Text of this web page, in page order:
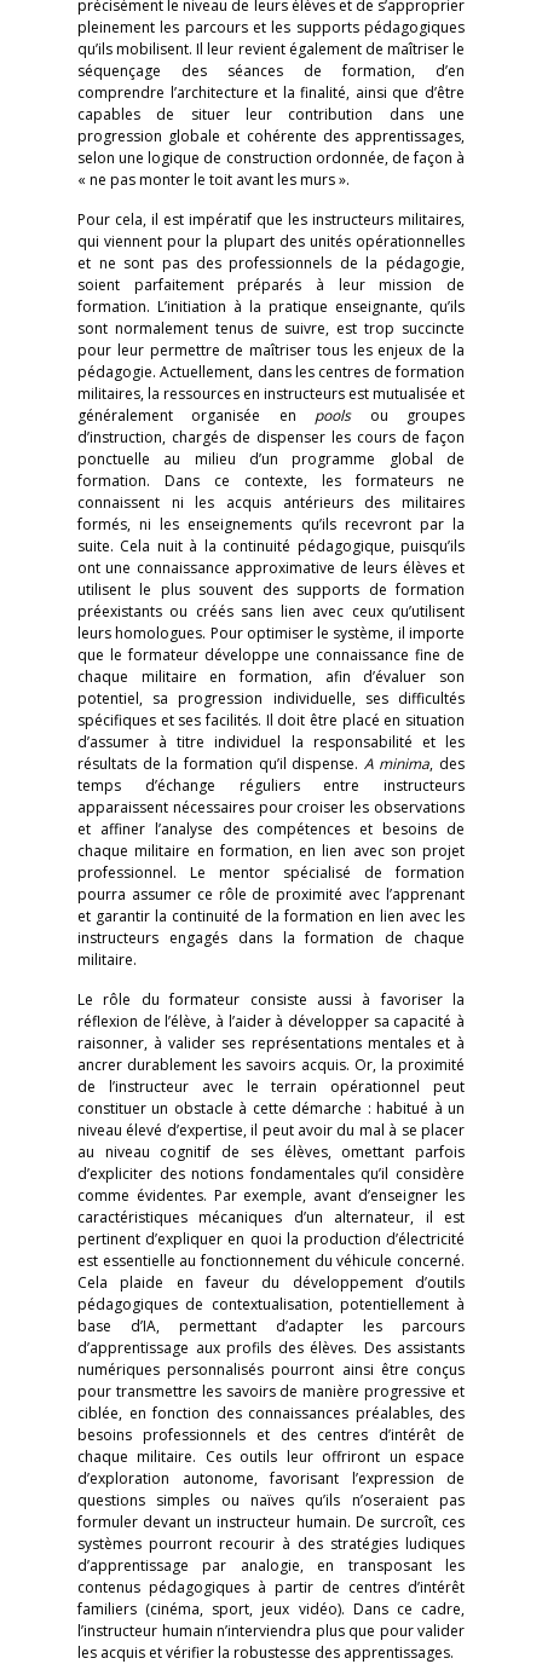
précisément le niveau de leurs élèves et de s’approprier
pleinement les parcours et les supports pédagogiques
qu’ils mobilisent. Il leur revient également de maîtriser le
séquençage des séances de formation, d’en
comprendre l’architecture et la finalité, ainsi que d’être
capables de situer leur contribution dans une
progression globale et cohérente des apprentissages,
selon une logique de construction ordonnée, de façon à
« ne pas monter le toit avant les murs ».
Pour cela, il est impératif que les instructeurs militaires,
qui viennent pour la plupart des unités opérationnelles
et ne sont pas des professionnels de la pédagogie,
soient parfaitement préparés à leur mission de
formation. L’initiation à la pratique enseignante, qu’ils
sont normalement tenus de suivre, est trop succincte
pour leur permettre de maîtriser tous les enjeux de la
pédagogie. Actuellement, dans les centres de formation
militaires, la ressources en instructeurs est mutualisée et
généralement organisée en poolsou groupes
d’instruction, chargés de dispenser les cours de façon
ponctuelle au milieu d’un programme global de
formation. Dans ce contexte, les formateurs ne
connaissent ni les acquis antérieurs des militaires
formés, ni les enseignements qu’ils recevront par la
suite. Cela nuit à la continuité pédagogique, puisqu’ils
ont une connaissance approximative de leurs élèves et
utilisent le plus souvent des supports de formation
préexistants ou créés sans lien avec ceux qu’utilisent
leurs homologues. Pour optimiser le système, il importe
que le formateur développe une connaissance fine de
chaque militaire en formation, afin d’évaluer son
potentiel, sa progression individuelle, ses difficultés
spécifiques et ses facilités. Il doit être placé en situation
d’assumer à titre individuel la responsabilité et les
résultats de la formation qu’il dispense. A minima, des
temps d’échange réguliers entre instructeurs
apparaissent nécessaires pour croiser les observations
et affiner l’analyse des compétences et besoins de
chaque militaire en formation, en lien avec son projet
professionnel. Le mentor spécialisé de formation
pourra assumer ce rôle de proximité avec l’apprenant
et garantir la continuité de la formation en lien avec les
instructeurs engagés dans la formation de chaque
militaire.
Le rôle du formateur consiste aussi à favoriser la
réflexion de l’élève, à l’aider à développer sa capacité à
raisonner, à valider ses représentations mentales et à
ancrer durablement les savoirs acquis. Or, la proximité
de l’instructeur avec le terrain opérationnel peut
constituer un obstacle à cette démarche : habitué à un
niveau élevé d’expertise, il peut avoir du mal à se placer
au niveau cognitif de ses élèves, omettant parfois
d’expliciter des notions fondamentales qu’il considère
comme évidentes. Par exemple, avant d’enseigner les
caractéristiques mécaniques d’un alternateur, il est
pertinent d’expliquer en quoi la production d’électricité
est essentielle au fonctionnement du véhicule concerné.
Cela plaide en faveur du développement d’outils
pédagogiques de contextualisation, potentiellement à
base d’IA, permettant d’adapter les parcours
d’apprentissage aux profils des élèves. Des assistants
numériques personnalisés pourront ainsi être conçus
pour transmettre les savoirs de manière progressive et
ciblée, en fonction des connaissances préalables, des
besoins professionnels et des centres d’intérêt de
chaque militaire. Ces outils leur offriront un espace
d’exploration autonome, favorisant l’expression de
questions simples ou naïves qu’ils n’oseraient pas
formuler devant un instructeur humain. De surcroît, ces
systèmes pourront recourir à des stratégies ludiques
d’apprentissage par analogie, en transposant les
contenus pédagogiques à partir de centres d’intérêt
familiers (cinéma, sport, jeux vidéo). Dans ce cadre,
l’instructeur humain n’interviendra plus que pour valider
les acquis et vérifier la robustesse des apprentissages.